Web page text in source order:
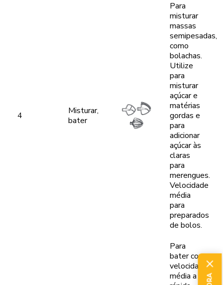
4
Misturar,
bater
Para
misturar
massas
semipesadas,
como
bolachas.
Utilize
para
misturar
açúcar e
matérias
gordas e
para
adicionar
açúcar às
claras
para
merengues.
Velocidade
média
para
preparados
de bolos.
Para
bater com
velocidade
média a